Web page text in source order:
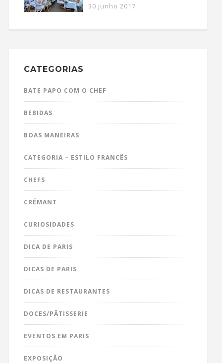
30 junho 2017
CATEGORIAS
BATE PAPO COM O CHEF
BEBIDAS
BOAS MANEIRAS
CATEGORIA – ESTILO FRANCÊS
CHEFS
CRÉMANT
CURIOSIDADES
DICA DE PARIS
DICAS DE PARIS
DICAS DE RESTAURANTES
DOCES/PÂTISSERIE
EVENTOS EM PARIS
EXPOSIÇÃO